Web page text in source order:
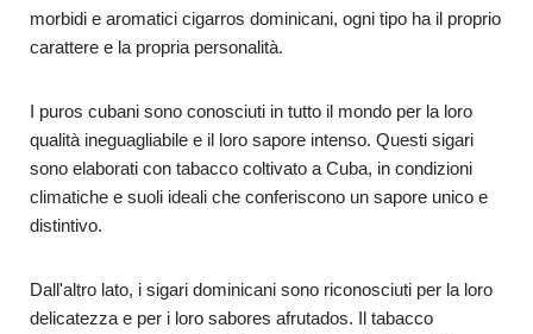
morbidi e aromatici cigarros dominicani, ogni tipo ha il proprio
carattere e la propria personalità.
I puros cubani sono conosciuti in tutto il mondo per la loro
qualità ineguagliabile e il loro sapore intenso. Questi sigari
sono elaborati con tabacco coltivato a Cuba, in condizioni
climatiche e suoli ideali che conferiscono un sapore unico e
distintivo.
Dall'altro lato, i sigari dominicani sono riconosciuti per la loro
delicatezza e per i loro sabores afrutados. Il tabacco